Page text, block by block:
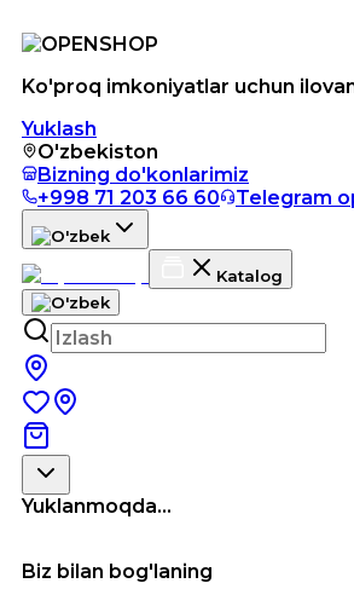
Ko'proq imkoniyatlar uchun
Yuklash
O'zbekiston
Bizning do'konlarimiz
+998 71 203 66 60
Telegram
Katalog
Yuklanmoqda...
Biz bilan bog'laning